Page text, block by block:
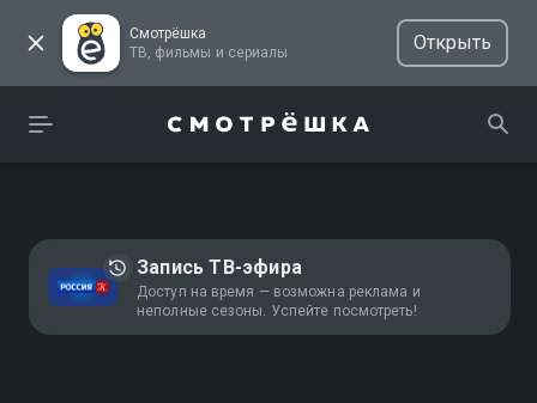
Смотрёшка
ТВ, фильмы и сериалы
Открыть
Запись ТВ-эфира
Доступ на время — возможна реклама и
неполные сезоны. Успейте посмотреть!